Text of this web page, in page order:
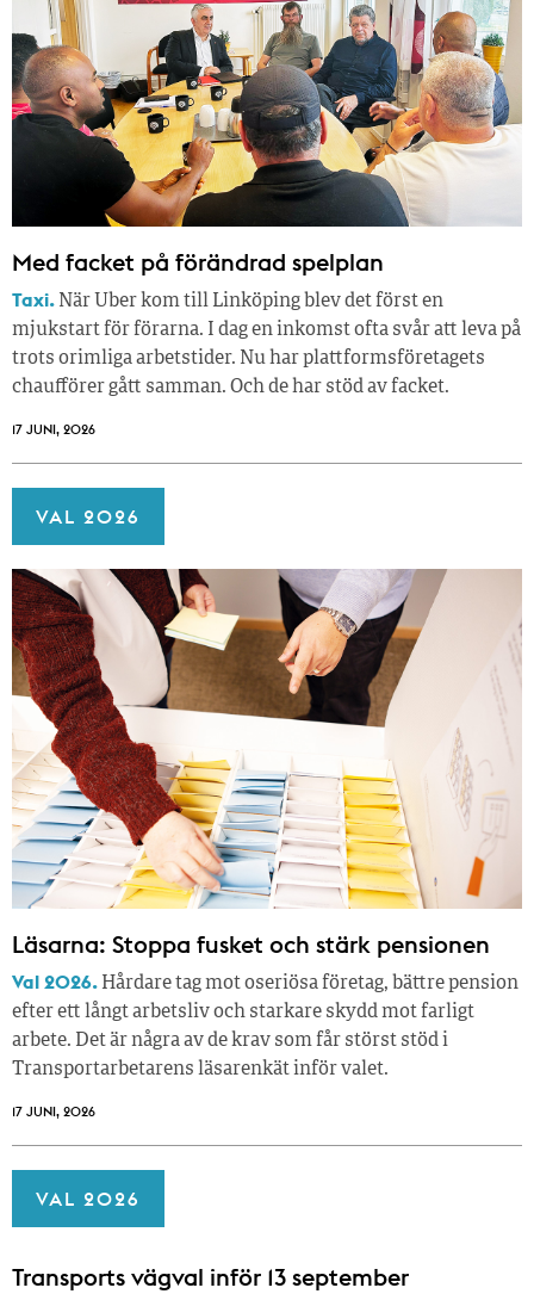
Med facket på förändrad spelplan
Taxi. När Uber kom till Linköping blev det först en
mjukstart för förarna. I dag en inkomst ofta svår att leva på
trots orimliga arbetstider. Nu har plattformsföretagets
chaufförer gått samman. Och de har stöd av facket.
17 JUNI, 2026
VAL 2026
Läsarna: Stoppa fusket och stärk pensionen
Val 2026. Hårdare tag mot oseriösa företag, bättre pension
efter ett långt arbetsliv och starkare skydd mot farligt
arbete. Det är några av de krav som får störst stöd i
Transportarbetarens läsar­enkät inför valet.
17 JUNI, 2026
VAL 2026
Transports vägval inför 13 september